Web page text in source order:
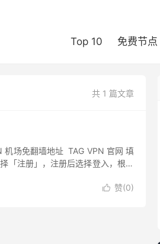
Top 10 免费节点
共 1 篇文章
机场免翻墙地址 TAG VPN 官网 填
「注册」，注册后选择登入，根据
 赞(0)